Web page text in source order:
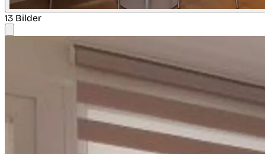
13 Bilder